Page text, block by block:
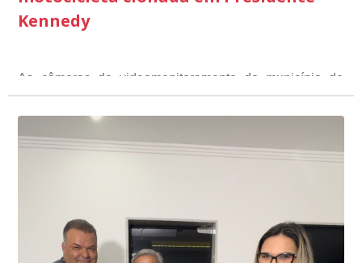
Kennedy
As câmeras de videomonitoramento do município de
Presidente Kennedy identificaram neste fim de semana,
01 de junho, uma motocicleta com indícios de
adulteração, imediatamente, a central de
videomonitoramento acionou a Guarda Civil Municipal,
Durante a abordagem a adulteração foi comprovada,
através da conferência do Chassi, a motocicleta, bem
conta do sistema de videomonitoramento instalado
recentemente em todo o município de Presidente